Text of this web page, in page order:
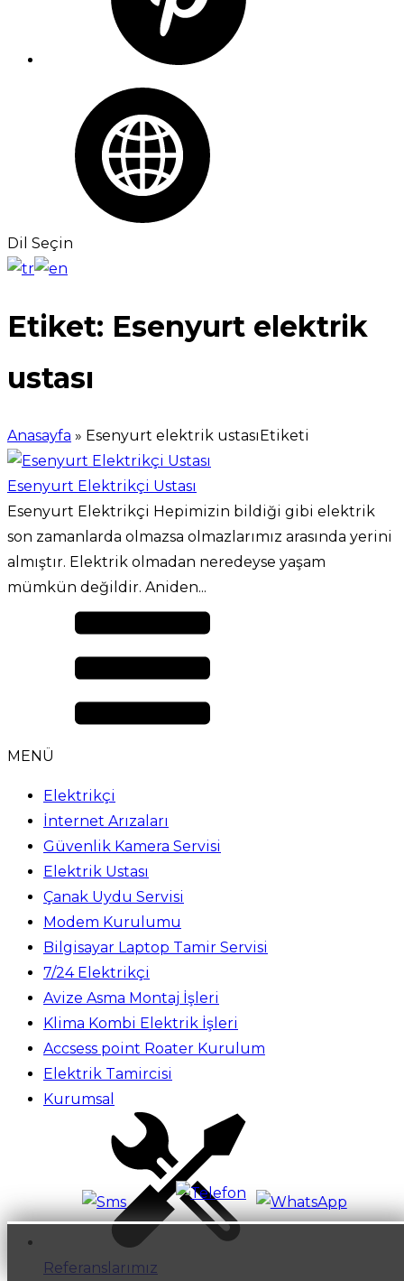
Dil Seçin
Etiket: Esenyurt elektrik
ustası
Anasayfa » Esenyurt elektrik ustasıEtiketi
Esenyurt Elektrikçi Ustası
Esenyurt Elektrikçi Hepimizin bildiği gibi elektrik
son zamanlarda olmazsa olmazlarımız arasında yerini
almıştır. Elektrik olmadan neredeyse yaşam
mümkün değildir. Aniden...
MENÜ
Elektrikçi
İnternet Arızaları
Güvenlik Kamera Servisi
Elektrik Ustası
Çanak Uydu Servisi
Modem Kurulumu
Bilgisayar Laptop Tamir Servisi
7/24 Elektrikçi
Avize Asma Montaj İşleri
Klima Kombi Elektrik İşleri
Accsess point Roater Kurulum
Elektrik Tamircisi
Kurumsal
Referanslarımız